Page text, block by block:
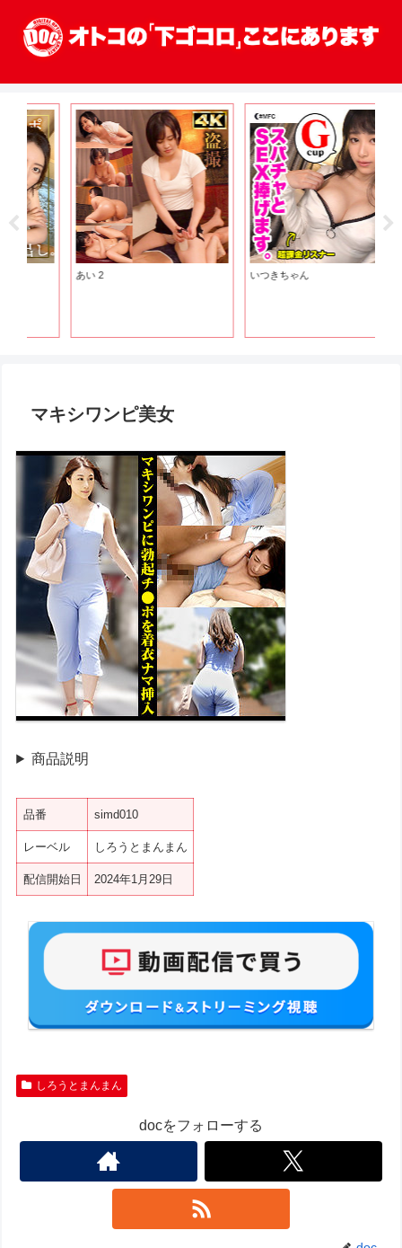
いつきちゃん
マキシワンピ美女
商品説明
品番 simd010
レーベル しろうとまんまん
配信開始日 2024年1月29日
しろうとまんまん
docをフォローする